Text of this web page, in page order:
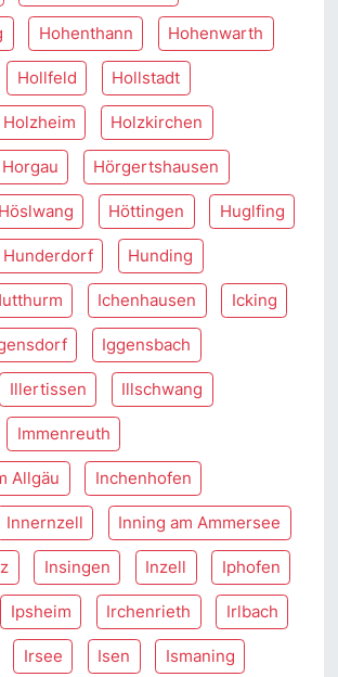
Hohenthann Hohenwarth
Hollfeld Hollstadt
Holzheim Holzkirchen
Horgau Hörgertshausen
Höslwang Höttingen Huglfing
Hunderdorf Hunding
Ichenhausen Icking
Iggensbach
Illertissen Illschwang
Immenreuth
Allgäu Inchenhofen
Innernzell Inning am Ammersee
Insingen Inzell Iphofen
Ipsheim Irchenrieth Irlbach
Irsee Isen Ismaning